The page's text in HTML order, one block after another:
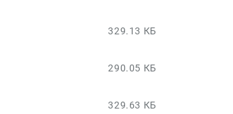
329.13 КБ
290.05 КБ
329.63 КБ